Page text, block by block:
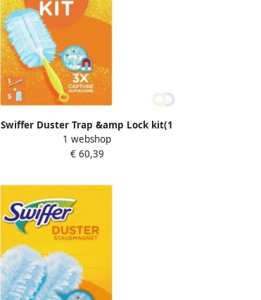
Swiffer Duster Trap &amp Lock kit(1
Handvat + 5 Navullingen )
1 webshop
€ 60,39